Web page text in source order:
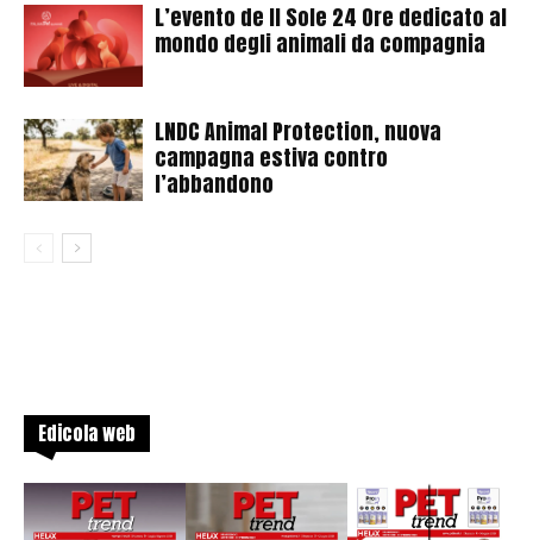
L’evento de Il Sole 24 Ore dedicato al
mondo degli animali da compagnia
LNDC Animal Protection, nuova
campagna estiva contro
l’abbandono
Edicola web